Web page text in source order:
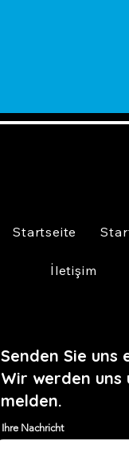
Startseite
İletişim
Senden Sie uns
Wir werden uns
melden.
Ihre Nachricht